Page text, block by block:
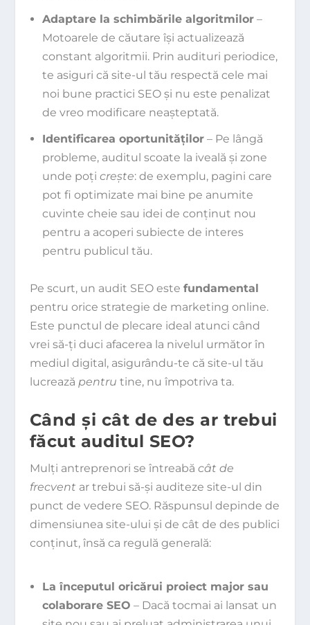
Adaptare la schimbările algoritmilor–
Motoarele de căutare își actualizează
constant algoritmii. Prin audituri periodice,
te asiguri că site-ul tău respectă cele mai
noi bune practici SEO și nu este penalizat
de vreo modificare neașteptată.
Identificarea oportunităților– Pe lângă
probleme, auditul scoate la iveală și zone
unde poți crește: de exemplu, pagini care
pot fi optimizate mai bine pe anumite
cuvinte cheie sau idei de conținut nou
pentru a acoperi subiecte de interes
pentru publicul tău.
Pe scurt, un audit SEO este fundamental
pentru orice strategie de marketing online.
Este punctul de plecare ideal atunci când
vrei să-ți duci afacerea la nivelul următor în
mediul digital, asigurându-te că site-ul tău
lucrează pentru tine, nu împotriva ta.
Când și cât de des ar trebui
făcut auditul SEO?
Mulți antreprenori se întreabă cât de
frecvent ar trebui să-și auditeze site-ul din
punct de vedere SEO. Răspunsul depinde de
dimensiunea site-ului și de cât de des publici
conținut, însă ca regulă generală:
La începutul oricărui proiect major sau
colaborare SEO – Dacă tocmai ai lansat un